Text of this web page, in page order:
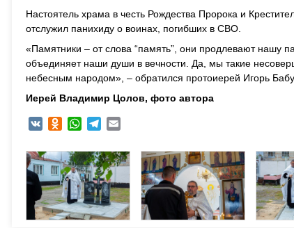
Настоятель храма в честь Рождества Пророка и
отслужил панихиду о воинах, погибших в СВО.
«Памятники – от слова “память”, они продлевают нашу
объединяет наши души в вечности. Да, мы такие
небесным народом», – обратился протоиерей Игорь
Иерей Владимир Цолов, фото автора
VK Odnoklassniki
WhatsAppTelegram